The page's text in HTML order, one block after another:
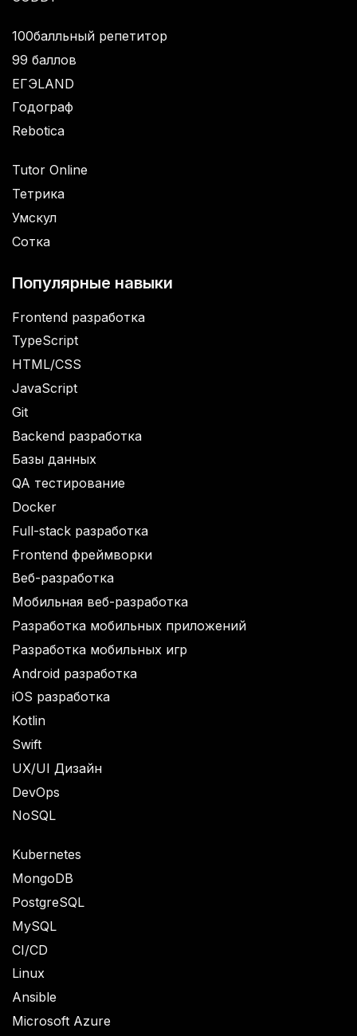
100балльный репетитор
99 баллов
ЕГЭLAND
Годограф
Rebotica
Tutor Online
Тетрика
Умскул
Сотка
Популярные навыки
Frontend разработка
TypeScript
HTML/CSS
JavaScript
Git
Backend разработка
Базы данных
QA тестирование
Docker
Full-stack разработка
Frontend фреймворки
Веб-разработка
Мобильная веб-разработка
Разработка мобильных приложений
Разработка мобильных игр
Android разработка
iOS разработка
Kotlin
Swift
UX/UI Дизайн
DevOps
NoSQL
Kubernetes
MongoDB
PostgreSQL
MySQL
CI/CD
Linux
Ansible
Microsoft Azure